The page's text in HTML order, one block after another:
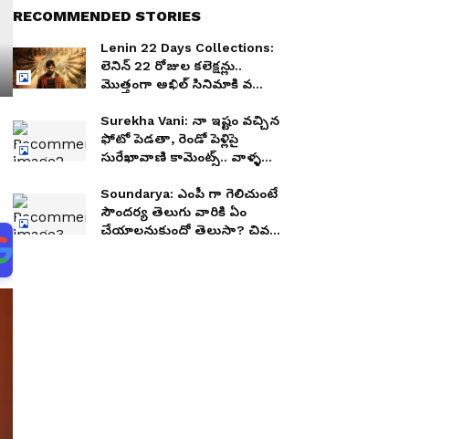
RECOMMENDED STORIES
Lenin 22 Days Collections:
లెనిన్‌ 22 రోజుల కలెక్షన్లు..
మొత్తంగా అఖిల్‌ సినిమాకి వచ్చింది
Surekha Vani: నా ఇష్టం వచ్చిన
ఫోటో పెడతా, రెండో పెళ్లిపై
సురేఖావాణి కామెంట్స్.. వాళ్ళ
Soundarya: ఎంపీ గా గెలిచుంటే
సౌందర్య తెలుగు వారికి ఏం
చేయాలనుకుందో తెలుసా? చివరి